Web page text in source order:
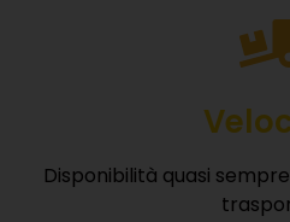
Disponibilità quasi